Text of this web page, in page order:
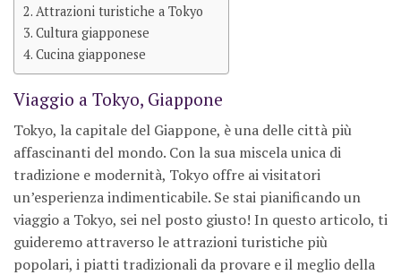
Attrazioni turistiche a Tokyo
Cultura giapponese
Cucina giapponese
Viaggio a Tokyo, Giappone
Tokyo, la capitale del Giappone, è una delle città più
affascinanti del mondo. Con la sua miscela unica di
tradizione e modernità, Tokyo offre ai visitatori
un’esperienza indimenticabile. Se stai pianificando un
viaggio a Tokyo, sei nel posto giusto! In questo articolo, ti
guideremo attraverso le attrazioni turistiche più
popolari, i piatti tradizionali da provare e il meglio della